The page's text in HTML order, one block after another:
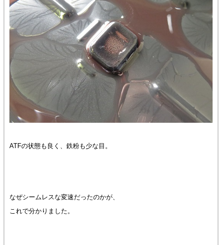
ATFの状態も良く、鉄粉も少な目。
なぜシームレスな変速だったのかが、
これで分かりました。